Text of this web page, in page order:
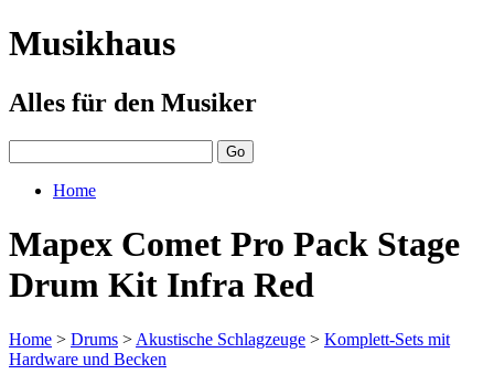
Musikhaus
Alles für den Musiker
Home
Mapex Comet Pro Pack Stage
Drum Kit Infra Red
Home > Drums > Akustische Schlagzeuge > Komplett-Sets mit
Hardware und Becken